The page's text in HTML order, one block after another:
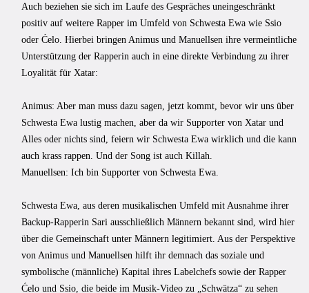
Auch beziehen sie sich im Laufe des Gespräches uneingeschränkt
positiv auf weitere Rapper im Umfeld von Schwesta Ewa wie Ssio
oder Ćelo. Hierbei bringen Animus und Manuellsen ihre vermeintliche
Unterstützung der Rapperin auch in eine direkte Verbindung zu ihrer
Loyalität für Xatar:
Animus: Aber man muss dazu sagen, jetzt kommt, bevor wir uns über
Schwesta Ewa lustig machen, aber da wir Supporter von Xatar und
Alles oder nichts sind, feiern wir Schwesta Ewa wirklich und die kann
auch krass rappen. Und der Song ist auch Killah.
Manuellsen: Ich bin Supporter von Schwesta Ewa.
Schwesta Ewa, aus deren musikalischen Umfeld mit Ausnahme ihrer
Backup-Rapperin Sari ausschließlich Männern bekannt sind, wird hier
über die Gemeinschaft unter Männern legitimiert. Aus der Perspektive
von Animus und Manuellsen hilft ihr demnach das soziale und
symbolische (männliche) Kapital ihres Labelchefs sowie der Rapper
Ćelo und Ssio, die beide im Musik-Video zu „Schwätza“ zu sehen